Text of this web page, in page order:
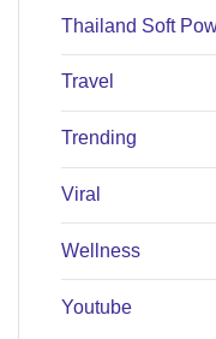
Thailand Soft
Travel
Trending
Viral
Wellness
Youtube